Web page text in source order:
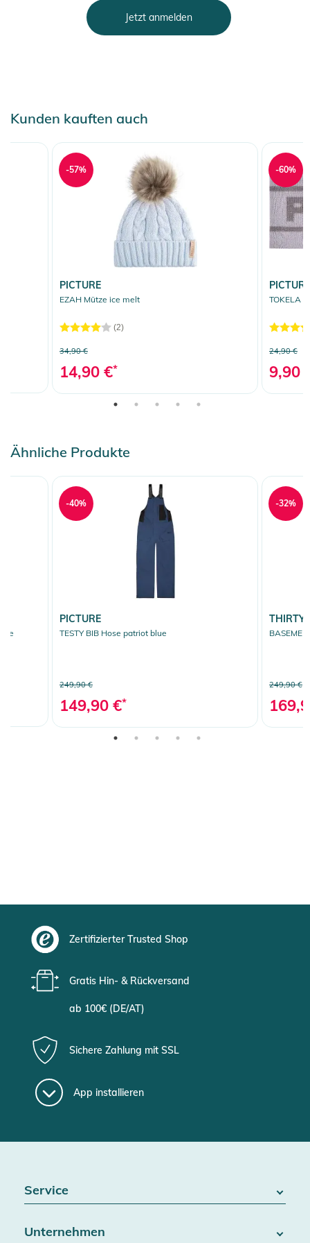
Jetzt anmelden
Kunden kauften auch
PICTURE
EZAH Mütze ice melt
(2)
34,90 €
14,90 €*
-57%
PICTURE
TOKELA
24,90 €
9,90
-60%
Ähnliche Produkte
PICTURE
TESTY BIB Hose patriot blue
249,90 €
149,90 €*
-40%
249,90 €
-32%
Zertifizierter Trusted Shop
Gratis Hin- & Rückversand
ab 100€ (DE/AT)
Sichere Zahlung mit SSL
App installieren
Service
Batteriegesetz
Unternehmen